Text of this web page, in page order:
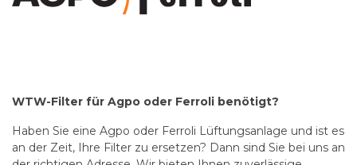
WTW-Filter für Agpo oder Ferroli benötigt?
Haben Sie eine Agpo oder Ferroli Lüftungsanlage und ist es
an der Zeit, Ihre Filter zu ersetzen? Dann sind Sie bei uns an